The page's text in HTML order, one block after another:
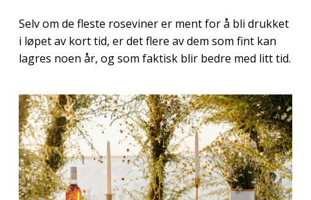
Selv om de fleste roseviner er ment for å bli drukket
i løpet av kort tid, er det flere av dem som fint kan
lagres noen år, og som faktisk blir bedre med litt tid.